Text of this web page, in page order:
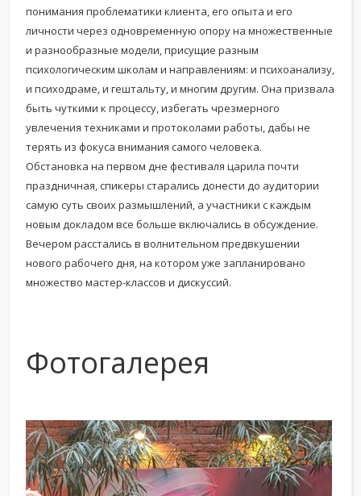
понимания проблематики клиента, его опыта и его
личности через одновременную опору на множественные
и разнообразные модели, присущие разным
психологическим школам и направлениям: и психоанализу,
и психодраме, и гештальту, и многим другим. Она призвала
быть чуткими к процессу, избегать чрезмерного
увлечения техниками и протоколами работы, дабы не
терять из фокуса внимания самого человека.
Обстановка на первом дне фестиваля царила почти
праздничная, спикеры старались донести до аудитории
самую суть своих размышлений, а участники с каждым
новым докладом все больше включались в обсуждение.
Вечером расстались в волнительном предвкушении
нового рабочего дня, на котором уже запланировано
множество мастер-классов и дискуссий.
Фотогалерея